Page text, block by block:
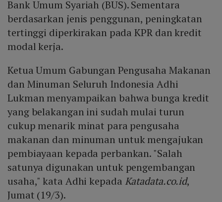
Bank Umum Syariah (BUS). Sementara
berdasarkan jenis penggunan, peningkatan
tertinggi diperkirakan pada KPR dan kredit
modal kerja.
Ketua Umum Gabungan Pengusaha Makanan
dan Minuman Seluruh Indonesia Adhi
Lukman menyampaikan bahwa bunga kredit
yang belakangan ini sudah mulai turun
cukup menarik minat para pengusaha
makanan dan minuman untuk mengajukan
pembiayaan kepada perbankan. "Salah
satunya digunakan untuk pengembangan
usaha," kata Adhi kepada Katadata.co.id,
Jumat (19/3).